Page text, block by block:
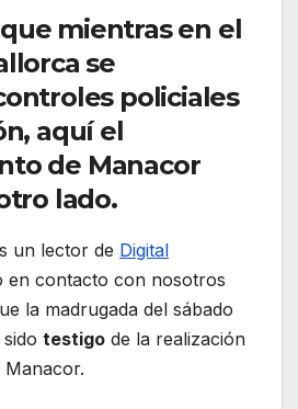
mientras en el
se
policiales
aquí el
de Manacor
lado.
un lector de Digital
en contacto con nosotros
la madrugada del sábado
testigo de la realización
Manacor.